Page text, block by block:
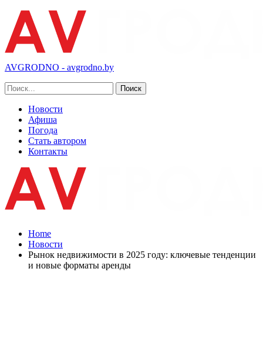
AVGRODNO - avgrodno.by
Новости
Афиша
Погода
Стать автором
Контакты
Home
Новости
Рынок недвижимости в 2025 году: ключевые тенденции
и новые форматы аренды